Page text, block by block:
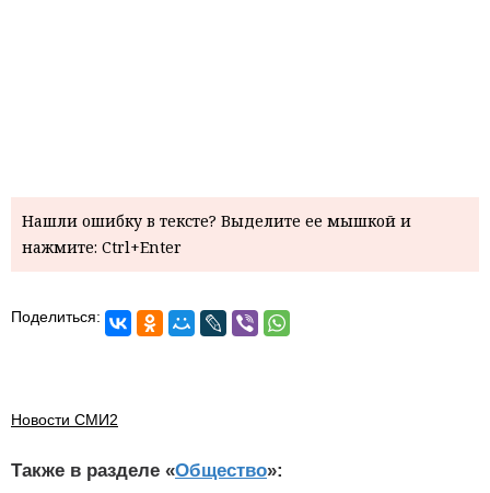
Нашли ошибку в тексте? Выделите ее мышкой и
нажмите: Ctrl+Enter
Поделиться:
Новости СМИ2
Также в разделе «Общество»: